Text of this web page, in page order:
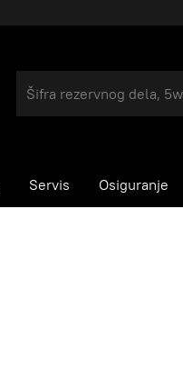
Servis Osiguranje